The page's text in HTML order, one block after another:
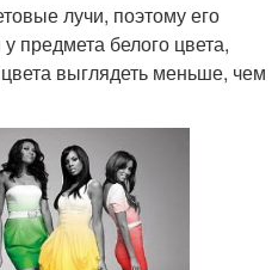
лучи, поэтому его
предмета белого цвета,
выглядеть меньше, чем